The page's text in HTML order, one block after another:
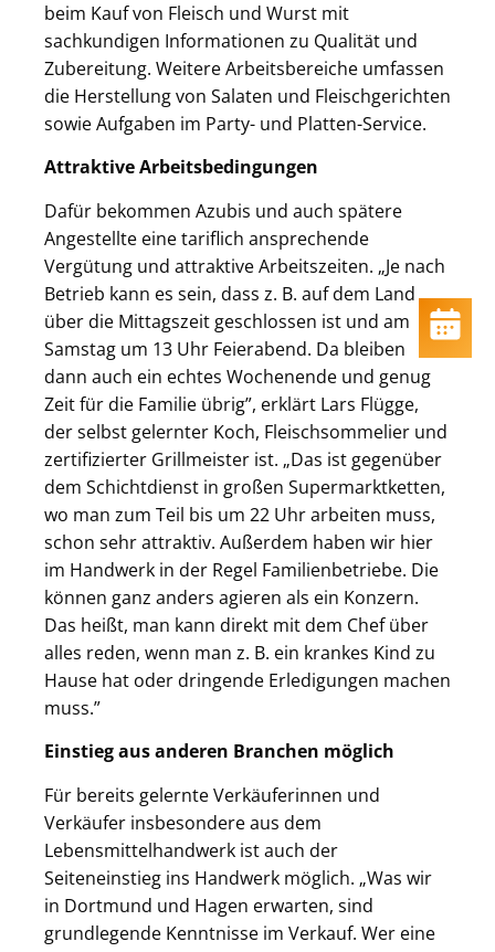
beim Kauf von Fleisch und Wurst mit
sachkundigen Informationen zu Qualität und
Zubereitung. Weitere Arbeitsbereiche umfassen
die Herstellung von Salaten und Fleischgerichten
sowie Aufgaben im Party- und Platten-Service.
Attraktive Arbeitsbedingungen
Dafür bekommen Azubis und auch spätere
Angestellte eine tariflich ansprechende
Vergütung und attraktive Arbeitszeiten. „Je nach
Betrieb kann es sein, dass z. B. auf dem Land
über die Mittagszeit geschlossen ist und am
Samstag um 13 Uhr Feierabend. Da bleiben
dann auch ein echtes Wochenende und genug
Zeit für die Familie übrig”, erklärt Lars Flügge,
der selbst gelernter Koch, Fleischsommelier und
zertifizierter Grillmeister ist. „Das ist gegenüber
dem Schichtdienst in großen Supermarktketten,
wo man zum Teil bis um 22 Uhr arbeiten muss,
schon sehr attraktiv. Außerdem haben wir hier
im Handwerk in der Regel Familienbetriebe. Die
können ganz anders agieren als ein Konzern.
Das heißt, man kann direkt mit dem Chef über
alles reden, wenn man z. B. ein krankes Kind zu
Hause hat oder dringende Erledigungen machen
muss.”
Einstieg aus anderen Branchen möglich
Für bereits gelernte Verkäuferinnen und
Verkäufer insbesondere aus dem
Lebensmittelhandwerk ist auch der
Seiteneinstieg ins Handwerk möglich. „Was wir
in Dortmund und Hagen erwarten, sind
grundlegende Kenntnisse im Verkauf. Wer eine